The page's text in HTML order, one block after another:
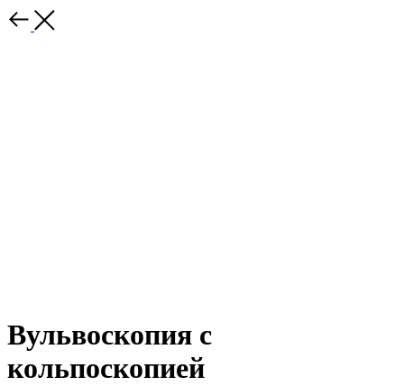
Вульвоскопия с
кольпоскопией